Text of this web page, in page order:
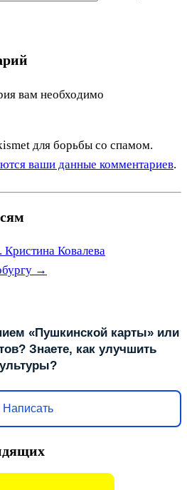
вам необходимо
для борьбы со спамом.
ваши данные комментариев.
Ковалева
→
«Пушкинской карты» или
Знаете, как улучшить
Написать